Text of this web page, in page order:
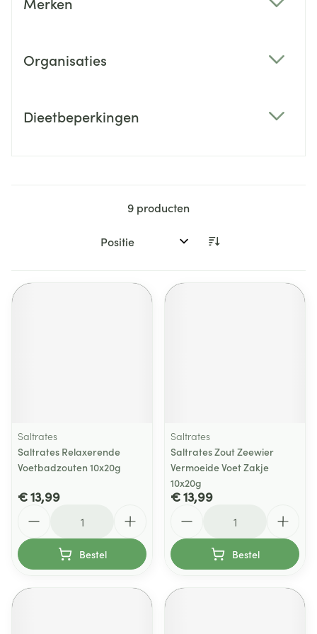
Organisaties
Dieetbeperkingen
9 producten
Sorteer op:
Saltrates
Saltrates Relaxerende
Voetbadzouten 10x20g
€ 13,99
Bestel
Saltrates
Saltrates Zout Zeewier
Vermoeide Voet Zakje
10x20g
€ 13,99
Bestel